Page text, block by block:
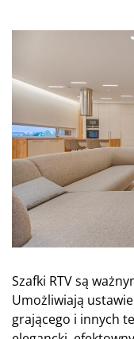
Szafki RTV są
Umożliwiają
grającego i innych